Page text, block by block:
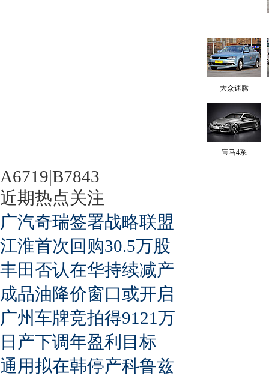
大众速腾
宝马4系
A6719|B7843
近期热点关注
广汽奇瑞签署战略联盟
江淮首次回购30.5万股
丰田否认在华持续减产
成品油降价窗口或开启
广州车牌竞拍得9121万
日产下调年盈利目标
通用拟在韩停产科鲁兹